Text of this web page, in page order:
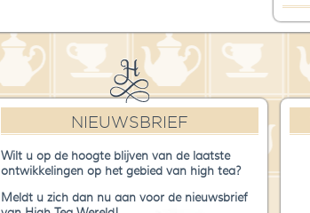
NIEUWSBRIEF
Wilt u op de hoogte blijven van de laatste
ontwikkelingen op het gebied van high tea?
Meldt u zich dan nu aan voor de nieuwsbrief